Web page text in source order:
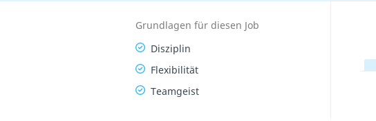
Grundlagen für diesen Job
Disziplin
Flexibilität
Teamgeist